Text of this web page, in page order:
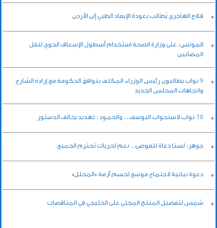
فلاح الهاجري يُطالب بعودة الإيفاد الطبي إلى الأردن
المونس: على وزارة الصحة استخدام أسطول الإسعاف الجوي لنقل
المصابين
9 نواب يطالبون رئيس الوزراء المكلف بتوافق الحكومة مع إرادة الشارع
واتجاهات المجلس الجديد
10 نواب لاستجواب اليوسف .. والحمود : تهديد يخالف الدستور
جوهر: لسنا دعاة للفوضى.. نعم لحريات تحترم الجميع
دعوة نيابية لاجتماع موسع لحسم أزمة «المحلل»
شمس لتفضيل المنتج المحلي على الخليجي في المناقصات